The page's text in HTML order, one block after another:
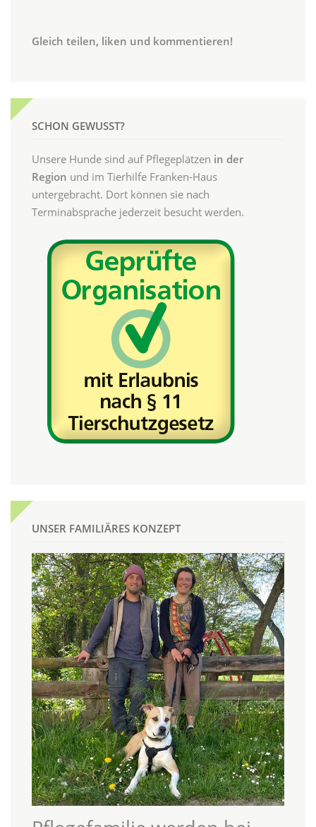
Gleich teilen, liken und kommentieren!
SCHON GEWUSST?
Unsere Hunde sind auf Pflegeplätzen in der
Region und im Tierhilfe Franken-Haus
untergebracht. Dort können sie nach
Terminabsprache jederzeit besucht werden.
UNSER FAMILIÄRES KONZEPT